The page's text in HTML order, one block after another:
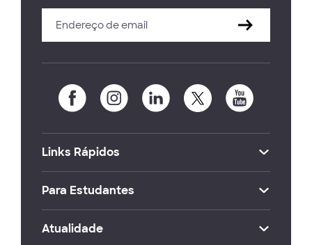
Links Rápidos
Para Estudantes
Atualidade